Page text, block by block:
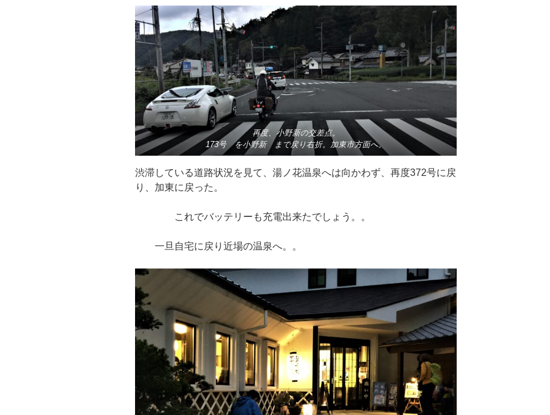
再度、小野新の交差点。
173号 を小野新 まで戻り右折。加東市方面へ。
渋滞している道路状況を見て、湯ノ花温泉へは向かわず、再度372号に戻
り、加東に戻った。
これでバッテリーも充電出来たでしょう。。
一旦自宅に戻り近場の温泉へ。。